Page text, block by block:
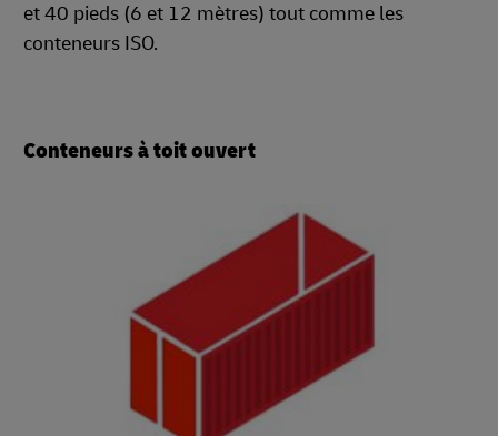
et 40 pieds (6 et 12 mètres) tout comme les
conteneurs ISO.
Conteneurs à toit ouvert